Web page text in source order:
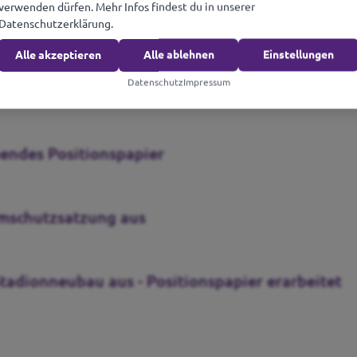
Volt Oldenburg startet mit Aktion „2 von 176.530
Positionspapier
aus
aus - Positionspapier erarbeitet
dürfen. Mehr Infos findest du in unserer
Datenschutzerklärung.
Alle akzeptieren Alle ablehnen Einstellungen
DatenschutzImpressum